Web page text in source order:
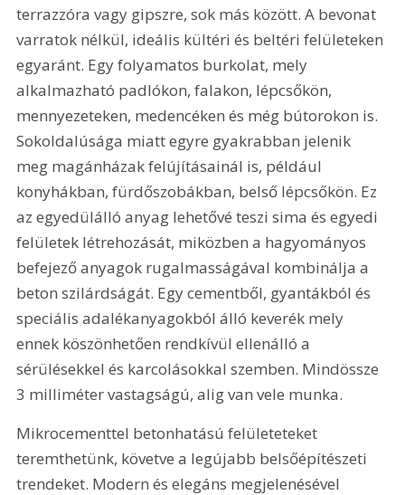
terrazzóra vagy gipszre, sok más között. A bevonat
varratok nélkül, ideális kültéri és beltéri felületeken
egyaránt. Egy folyamatos burkolat, mely
alkalmazható padlókon, falakon, lépcsőkön,
mennyezeteken, medencéken és még bútorokon is.
Sokoldalúsága miatt egyre gyakrabban jelenik
meg magánházak felújításainál is, például
konyhákban, fürdőszobákban, belső lépcsőkön. Ez
az egyedülálló anyag lehetővé teszi sima és egyedi
felületek létrehozását, miközben a hagyományos
befejező anyagok rugalmasságával kombinálja a
beton szilárdságát. Egy cementből, gyantákból és
speciális adalékanyagokból álló keverék mely
ennek köszönhetően rendkívül ellenálló a
sérülésekkel és karcolásokkal szemben. Mindössze
3 milliméter vastagságú, alig van vele munka.
Mikrocementtel betonhatású felületeteket
teremthetünk, követve a legújabb belsőépítészeti
trendeket. Modern és elegáns megjelenésével